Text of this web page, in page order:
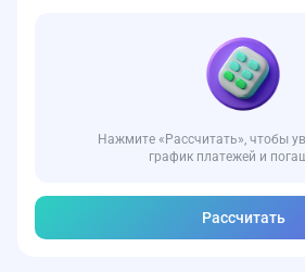
Нажмите «Рассчитать», чтобы
график платежей и
Рассчитать